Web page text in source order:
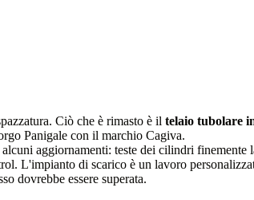
Ciò che è rimasto è il telaio tubolare
Panigale con il marchio Cagiva.
alcuni aggiornamenti: teste dei cilindri
L'impianto di scarico è un lavoro
dovrebbe essere superata.